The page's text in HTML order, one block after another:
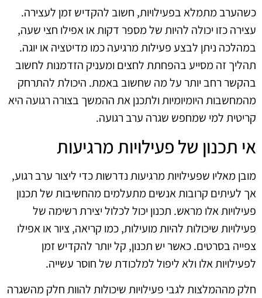
כשהערב מתמלא בפעילויות, חשוב להקדיש זמן לעצירה.
עצירה כזו יכולה להיות של מספר דקות או אפילו חצי שעה,
במהלכה ניתן לבצע פעילות מרגיעה כמו מדיטציה או יוגה.
תהליך זה מסייע בהפחתת לחצים ומעניק הזדמנות לחשוב
בהקשר רחב יותר על מה שחשוב באמת. היכולת להתרחק
מהמחשבות היומיומיות ולתכנן את ההמשך בצורה רגועה היא
קריטית למי שמחפש שגרה ערב רגועה.
אי תכנון של פעילויות מרגיעות
מובן מאליו שפעילויות מרגיעות נדרשות כדי ליצור ערב רגוע,
אך לעיתים קרובות אנשים מתעלמים מהחשיבות של תכנון
פעילויות אלו מראש. תכנון יכול לכלול יצירת רשימה של
פעילויות שיכולות להיות מועילות, כמו קריאה, ציור או אפילו
צפייה בסרטים. כאשר יש תכנון, קל יותר להקדיש זמן
לפעילויות אלו ולא ליפול למלכודת של חוסר עשייה.
חלק מההמלצות לגבי פעילויות שיכולות להוות חלק מהשגרה